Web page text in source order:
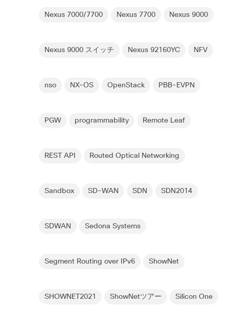
Nexus 7000/7700 Nexus 7700 Nexus 9000
Nexus 9000 スイッチ Nexus 92160YC NFV
nso NX-OS OpenStack PBB-EVPN
PGW programmability Remote Leaf
REST API Routed Optical Networking
Sandbox SD-WAN SDN SDN2014
SDWAN Sedona Systems
Segment Routing over IPv6 ShowNet
SHOWNET2021 ShowNetツアー Silicon One